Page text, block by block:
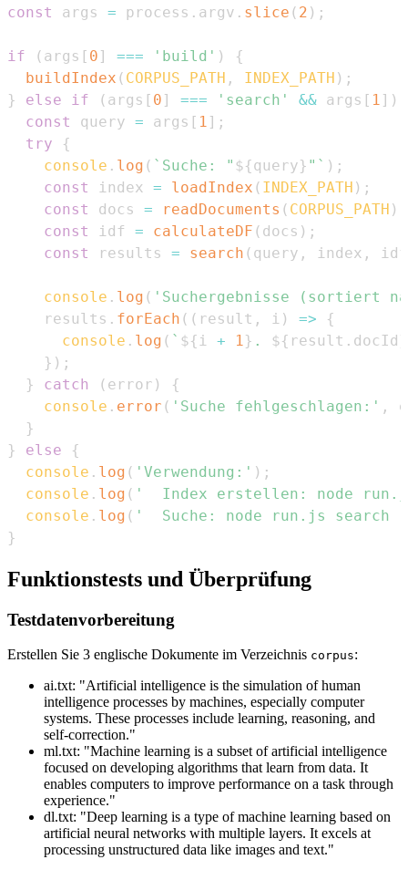
const
args = process . argv . slice ( 2 ) ;
if ( args [ 0 ] === 'build' )
{
buildIndex ( CORPUS_PATH , INDEX_PATH ) ;
}
else if ( args [ 0 ] === 'search' && args [ 1 ] )
const
query = args [ 1 ] ;
try
{
console . log ( ` Suche: " ${query} " ` ) ;
const
index = loadIndex ( INDEX_PATH ) ;
const
docs = readDocuments ( CORPUS_PATH )
const
idf = calculateDF ( docs ) ;
const
results = search ( query , index , idf
console . log ( 'Suchergebnisse (sortiert
    results
. forEach ( ( result , i ) =>
{
console . log ( ` ${i + 1} . ${ result . docId
} ) ;
}
catch ( error )
{
console . error ( 'Suche fehlgeschlagen:' ,
}
}
else
{
console . log ( 'Verwendung:' ) ;
console . log ( '  Index erstellen: node
console . log ( '  Suche: node run.js search
}
Funktionstests und Überprüfung
Testdatenvorbereitung
Erstellen Sie 3 englische Dokumente im Verzeichnis corpus:
ai.txt: "Artificial intelligence is the simulation of human
intelligence processes by machines, especially computer
systems. These processes include learning, reasoning, and
self-correction."
ml.txt: "Machine learning is a subset of artificial intelligence
focused on developing algorithms that learn from data. It
enables computers to improve performance on a task through
experience."
dl.txt: "Deep learning is a type of machine learning based on
artificial neural networks with multiple layers. It excels at
processing unstructured data like images and text."